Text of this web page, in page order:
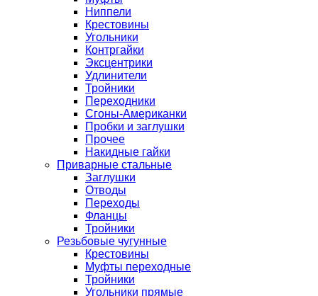
Ниппели
Крестовины
Угольники
Контргайки
Эксцентрики
Удлинители
Тройники
Переходники
Сгоны-Американки
Пробки и заглушки
Прочее
Накидные гайки
Приварные стальные
Заглушки
Отводы
Переходы
Фланцы
Тройники
Резьбовые чугунные
Крестовины
Муфты переходные
Тройники
Угольники прямые